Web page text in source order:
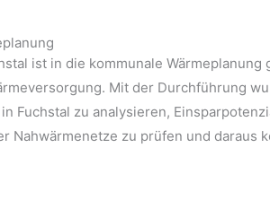
ist in die kommunale
Mit der Durchführung
Fuchstal zu analysieren,
Nahwärmenetze zu prüfen und daraus